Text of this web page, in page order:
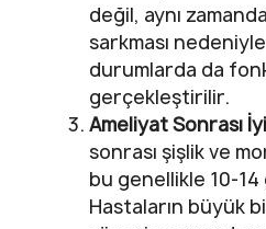
değil, aynı
sarkması
durumlarda da
gerçekleştirilir.
Ameliyat Sonrası
sonrası şişlik ve
bu genellikle 10-14
Hastaların büyük